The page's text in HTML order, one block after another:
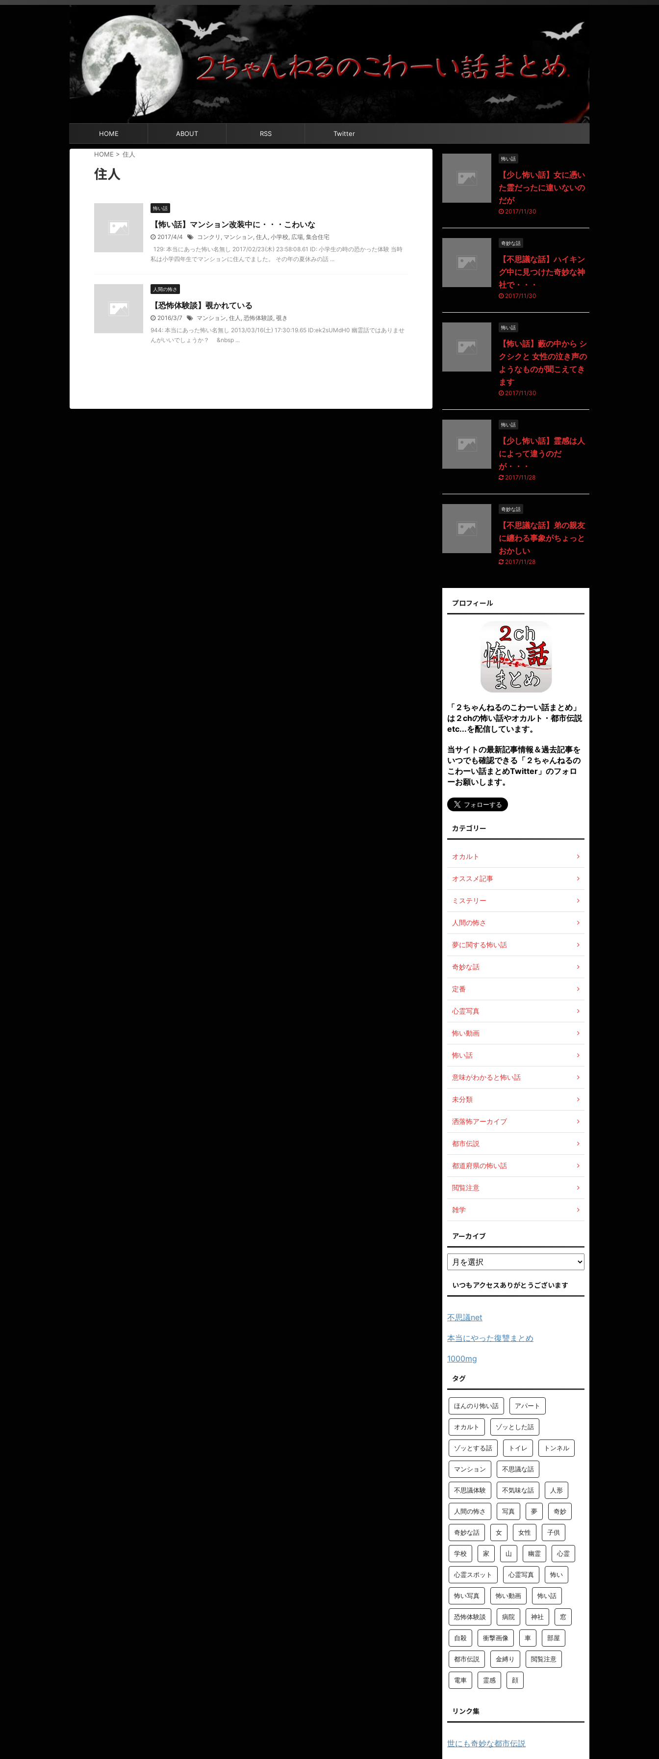
HOME ABOUT RSS Twitter
HOME > 住人
住人
怖い話
【怖い話】マンション改装中に・・・こわいな
2017/4/4 コンクリ マンション 住人 小学校 広場 集合住宅
129: 本当にあった怖い名無し 2017/02/23(木) 23:58:08.61 ID: 小学生の時の恐かった体験 当時
私は小学四年生でマンションに住んでました。 その年の夏休みの話 ...
人間の怖さ
【恐怖体験談】覗かれている
2016/3/7 マンション 住人 恐怖体験談 覗き
944: 本当にあった怖い名無し 2013/03/16(土) 17:30:19.65 ID:ek2sUMdH0 幽霊話ではありませ
んがいいでしょうか？ &nbsp ...
怖い話
【少し怖い話】女に憑い
た霊だったに違いないの
だが
2017/11/30
奇妙な話
【不思議な話】ハイキン
グ中に見つけた奇妙な神
社で・・・
2017/11/30
怖い話
【怖い話】藪の中から シ
クシクと 女性の泣き声の
ようなものが聞こえてき
ます
2017/11/30
怖い話
【少し怖い話】霊感は人
によって違うのだ
が・・・
2017/11/28
奇妙な話
【不思議な話】弟の親友
に纏わる事象がちょっと
おかしい
2017/11/28
プロフィール
「２ちゃんねるのこわーい話まとめ」
は２chの怖い話やオカルト・都市伝説
etc...を配信しています。
当サイトの最新記事情報＆過去記事を
いつでも確認できる「２ちゃんねるの
こわーい話まとめTwitter」のフォロ
ーお願いします。
カテゴリー
オカルト
オススメ記事
ミステリー
人間の怖さ
夢に関する怖い話
奇妙な話
定番
心霊写真
怖い動画
怖い話
意味がわかると怖い話
未分類
洒落怖アーカイブ
都市伝説
都道府県の怖い話
閲覧注意
雑学
アーカイブ
いつもアクセスありがとうございます
不思議net
本当にやった復讐まとめ
1000mg
タグ
ほんのり怖い話 アパート
オカルト ゾッとした話
ゾッとする話 トイレ トンネル
マンション 不思議な話
不思議体験 不気味な話 人形
人間の怖さ 写真 夢 奇妙
奇妙な話 女 女性 子供
学校 家 山 幽霊 心霊
心霊スポット 心霊写真 怖い
怖い写真 怖い動画 怖い話
恐怖体験談 病院 神社 窓
自殺 衝撃画像 車 部屋
都市伝説 金縛り 閲覧注意
電車 霊感 顔
リンク集
世にも奇妙な都市伝説